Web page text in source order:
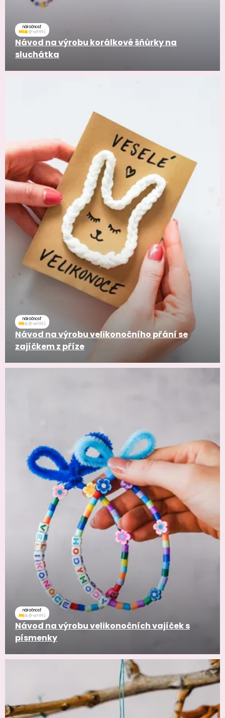
náročnosť
Návod na výrobu korálkové šňůrky na
sluchátka
náročnosť
Návod na výrobu velikonočního přání se
zajíčkem z příze
náročnosť
Návod na výrobu velikonočních vajíček s
písmenky